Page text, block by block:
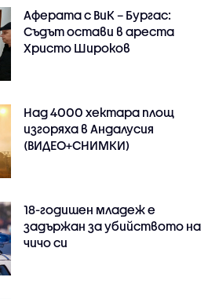
Аферата с ВиК – Бургас:
Съдът остави в ареста
Христо Широков
Над 4000 хектара площ
изгоряха в Андалусия
(ВИДЕО+СНИМКИ)
18-годишен младеж е
задържан за убийството на
чичо си